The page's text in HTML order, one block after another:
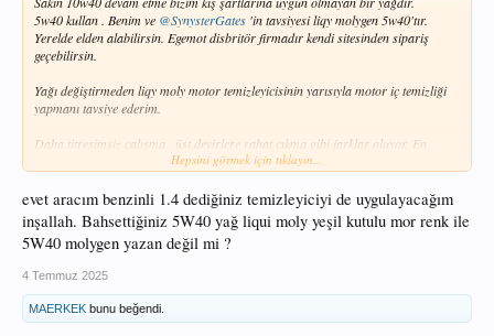
5w40 kullan . Benim ve @SynysterGates 'in tavsiyesi liqy molygen 5w40'tır.
Yerelde elden alabilirsin. Egemot disbritör firmadır kendi sitesinden sipariş
geçebilirsin.
Yağı değiştirmeden liqy moly motor temizleyicisinin yarısıyla motor iç temizliği
yapmanı tavsiye ederim.
Daha titreşimsiz çalışma , üst devirlere rahat çıkma gibi farklar oluyor. En
önemlisi silindir duvarına kpruyucu katman kaplıyor olması.
Benzinli içindir.
Hepsini görmek için tıklayın...
evet aracım benzinli 1.4 dediğiniz temizleyiciyi de uygulayacağım
inşallah. Bahsettiğiniz 5W40 yağ liqui moly yeşil kutulu mor renk ile
5W40 molygen yazan değil mi ?
4 Temmuz 2025
MAERKEK bunu beğendi.